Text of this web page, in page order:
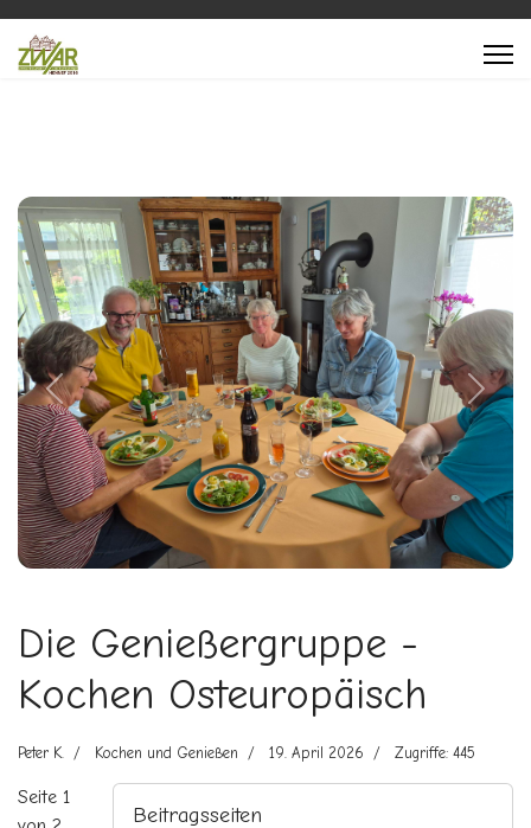
Previous Next
Die Genießergruppe -
Kochen Osteuropäisch
Peter K. Kochen und Genießen 19. April 2026 Zugriffe: 445
Beitragsseiten
Seite 1